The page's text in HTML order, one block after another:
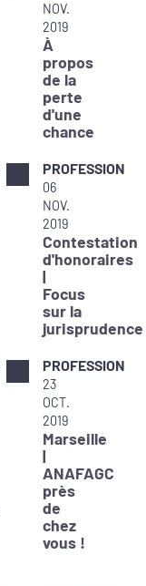
NOV.
2019
À
propos
de la
perte
d'une
chance
PROFESSION
06
NOV.
2019
Contestation
d'honoraires
|
Focus
sur la
jurisprudence
PROFESSION
23
OCT.
2019
Marseille
|
ANAFAGC
près
de
chez
vous !